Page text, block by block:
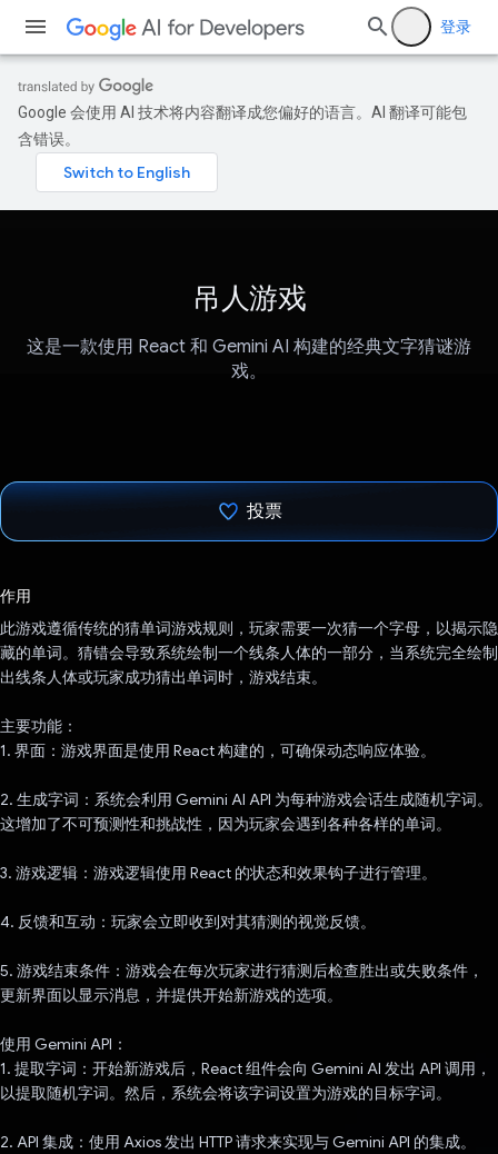
登录
Google 会使用 AI 技术将内容翻译成您偏好的语言。AI 翻译可能包
含错误。
吊人游戏
这是一款使用 React 和 Gemini AI 构建的经典文字猜谜游
戏。
投票
作用
此游戏遵循传统的猜单词游戏规则，玩家需要一次猜一个字母，以揭示隐
藏的单词。猜错会导致系统绘制一个线条人体的一部分，当系统完全绘制
出线条人体或玩家成功猜出单词时，游戏结束。
主要功能：
1. 界面：游戏界面是使用 React 构建的，可确保动态响应体验。
2. 生成字词：系统会利用 Gemini AI API 为每种游戏会话生成随机字词。
这增加了不可预测性和挑战性，因为玩家会遇到各种各样的单词。
3. 游戏逻辑：游戏逻辑使用 React 的状态和效果钩子进行管理。
4. 反馈和互动：玩家会立即收到对其猜测的视觉反馈。
5. 游戏结束条件：游戏会在每次玩家进行猜测后检查胜出或失败条件，
更新界面以显示消息，并提供开始新游戏的选项。
使用 Gemini API：
1. 提取字词：开始新游戏后，React 组件会向 Gemini AI 发出 API 调用，
以提取随机字词。然后，系统会将该字词设置为游戏的目标字词。
2. API 集成：使用 Axios 发出 HTTP 请求来实现与 Gemini API 的集成。